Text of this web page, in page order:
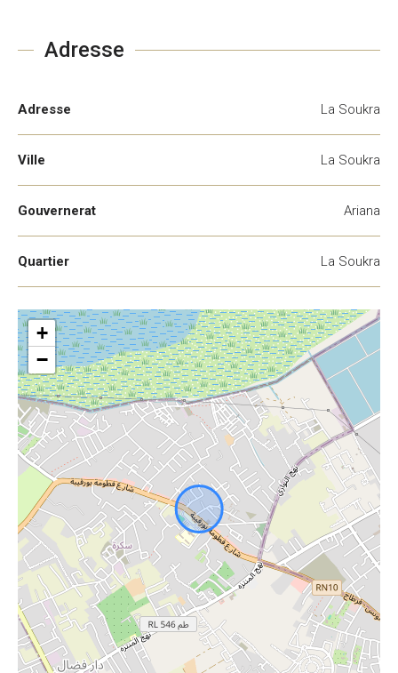
Adresse
Adresse La Soukra
Ville La Soukra
Gouvernerat Ariana
Quartier La Soukra
+
−